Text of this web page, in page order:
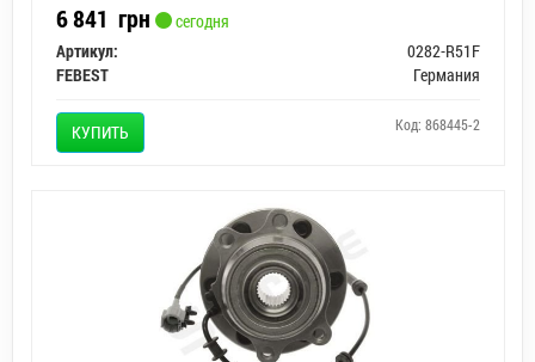
6 841 грн
сегодня
Артикул:
0282-R51F
FEBEST
Германия
КУПИТЬ Код: 868445-2